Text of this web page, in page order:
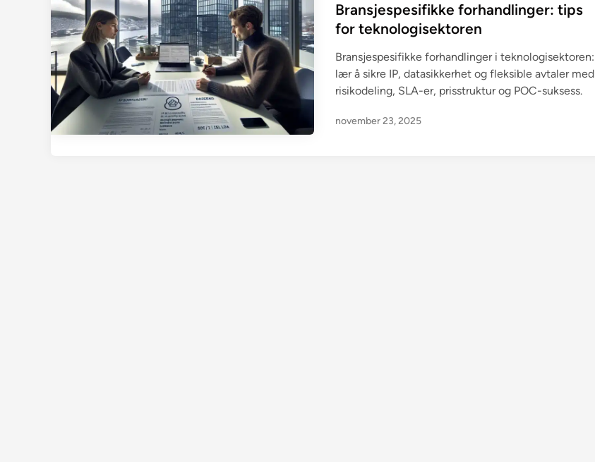
s
t
d
i
n
Bransjespesifikke forhandlinger: tips
for teknologisektoren
Bransjespesifikke forhandlinger i teknologisektoren:
lær å sikre IP, datasikkerhet og fleksible avtaler med
risikodeling, SLA-er, prisstruktur og POC-suksess.
november 23, 2025